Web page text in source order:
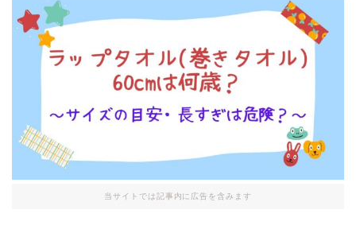
当サイトでは記事内に広告を含みます